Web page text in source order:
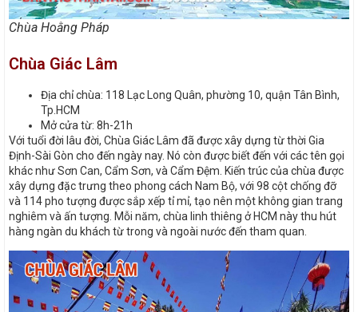
Chùa Hoằng Pháp
Chùa Giác Lâm
Địa chỉ chùa: 118 Lạc Long Quân, phường 10, quận Tân Bình,
Tp.HCM
Mở cửa từ: 8h-21h
Với tuổi đời lâu đời, Chùa Giác Lâm đã được xây dựng từ thời Gia
Định-Sài Gòn cho đến ngày nay. Nó còn được biết đến với các tên gọi
khác như Sơn Can, Cẩm Sơn, và Cẩm Đệm. Kiến trúc của chùa được
xây dựng đặc trưng theo phong cách Nam Bộ, với 98 cột chống đỡ
và 114 pho tượng được sắp xếp tỉ mỉ, tạo nên một không gian trang
nghiêm và ấn tượng. Mỗi năm, chùa linh thiêng ở HCM này thu hút
hàng ngàn du khách từ trong và ngoài nước đến tham quan.